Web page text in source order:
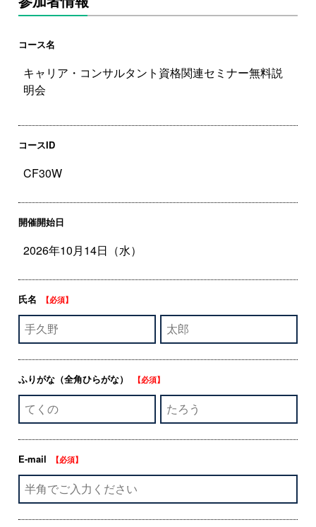
コース名
コースID
開催開始日
氏名 【必須】
ふりがな （全角ひらがな） 【必須】
E-mail 【必須】